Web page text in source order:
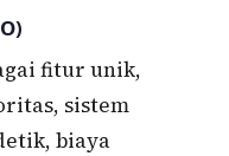
fitur unik,
sistem
biaya